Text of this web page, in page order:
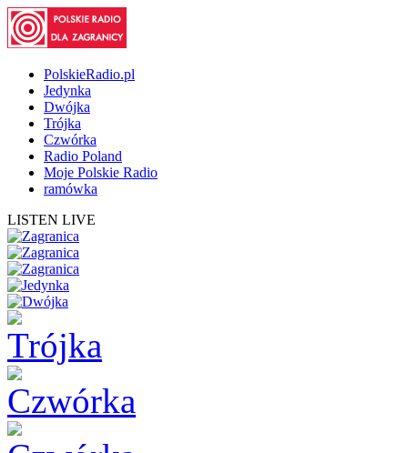
PolskieRadio.pl
Jedynka
Dwójka
Trójka
Czwórka
Radio Poland
Moje Polskie Radio
ramówka
LISTEN LIVE